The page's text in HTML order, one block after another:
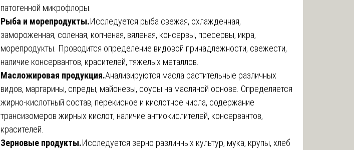
патогенной микрофлоры.
Рыба и морепродукты.Исследуется рыба свежая, охлажденная,
замороженная, соленая, копченая, вяленая, консервы, пресервы, икра,
морепродукты. Проводится определение видовой принадлежности, свежести,
наличие консервантов, красителей, тяжелых металлов.
Масложировая продукция.Анализируются масла растительные различных
видов, маргарины, спреды, майонезы, соусы на масляной основе. Определяется
жирно-кислотный состав, перекисное и кислотное числа, содержание
трансизомеров жирных кислот, наличие антиокислителей, консервантов,
красителей.
Зерновые продукты.Исследуется зерно различных культур, мука, крупы, хлеб